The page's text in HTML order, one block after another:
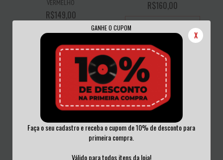
GANHE O CUPOM
X
Faça o seu cadastro e receba o cupom de 10% de desconto para
primeira compra.
Válido para todos itens da loja!
VERMELHO
R$149,00
x deR$49,67sem juros
R$160,00
3
LOCKDOWN - UNHOLY CEREMONY
HERETIC 12''
MAMELO SOUND SYSTEM - URBÁLIA